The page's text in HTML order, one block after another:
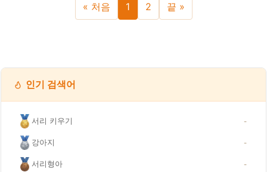
« 처음 1 2 끝 »
인기 검색어
서리 키우기 -
강아지 -
서리형아 -